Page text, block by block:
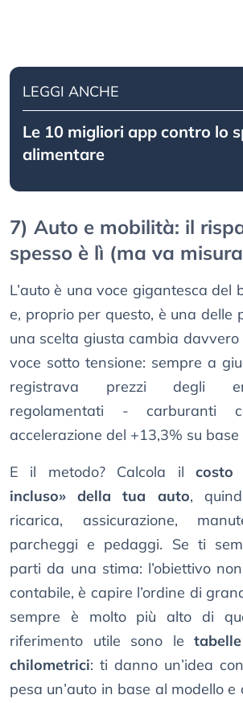
LEGGI ANCHE
Le 10 migliori app contro lo
alimentare
7) Auto e mobilità: il
spesso è lì (ma va
L’auto è una voce gigantesca del
e, proprio per questo, è una delle
una scelta giusta cambia davvero
voce sotto tensione: sempre a
registrava prezzi degli
regolamentati - carburanti
accelerazione del +13,3% su base
E il metodo? Calcola ilcosto
incluso» della tua auto,
ricarica, assicurazione,
parcheggi e pedaggi. Se ti
parti da una stima: l’obiettivo
contabile, è capire l’ordine di
sempre è molto più alto di
riferimento utile sono le
chilometrici: ti danno un’idea
pesa un’auto in base al modello